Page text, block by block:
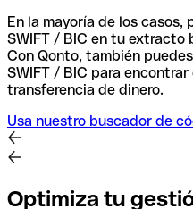
En la mayoría de los
SWIFT / BIC en tu extracto
Con Qonto, también
SWIFT / BIC para
transferencia de dinero.
Usa nuestro buscador de
Optimiza tu